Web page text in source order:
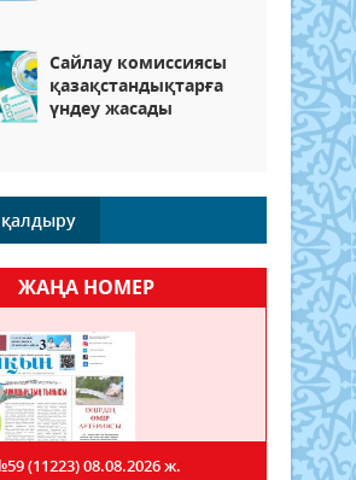
Сайлау комиссиясы
қазақстандықтарға
үндеу жасады
қалдыру
ЖАҢА НОМЕР
(11223)08.08.2026 ж.